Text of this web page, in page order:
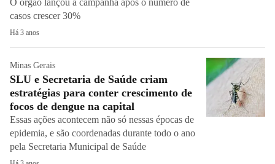
O órgão lançou a campanha após o número de
casos crescer 30%
Há 3 anos
Minas Gerais
SLU e Secretaria de Saúde criam
estratégias para conter crescimento de
focos de dengue na capital
Essas ações acontecem não só nessas épocas de
epidemia, e são coordenadas durante todo o ano
pela Secretaria Municipal de Saúde